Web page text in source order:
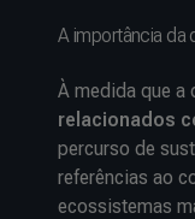
A importância da
À medida que a
relacionados
percurso de
referências ao
ecossistemas